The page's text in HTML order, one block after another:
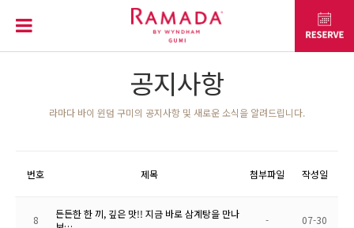
공지사항
라마다 바이 윈덤 구미의 공지사항 및 새로운 소식을 알려드립니다.
번호 제목 첨부파일 작성일
8
든든한 한 끼, 깊은 맛!! 지금 바로 삼계탕을 만나
- 07-30